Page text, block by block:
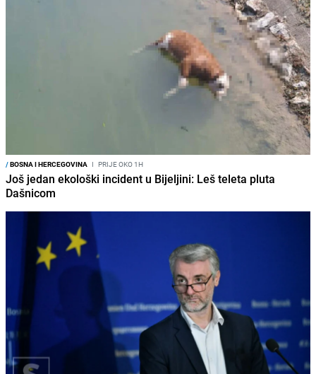
/BOSNA I HERCEGOVINA I PRIJE OKO 1H
Još jedan ekološki incident u Bijeljini: Leš teleta pluta
Dašnicom